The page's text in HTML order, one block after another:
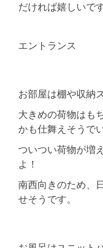
だければ嬉しいで
エントランス
お部屋は棚や収納
大きめの荷物はも
かも仕舞えそうで
ついつい荷物が増
よ！
南西向きのため、
せそうです。